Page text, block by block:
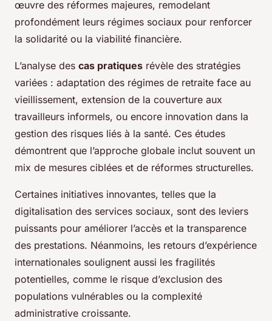
œuvre des réformes majeures, remodelant
profondément leurs régimes sociaux pour renforcer
la solidarité ou la viabilité financière.
L’analyse des cas pratiques révèle des stratégies
variées : adaptation des régimes de retraite face au
vieillissement, extension de la couverture aux
travailleurs informels, ou encore innovation dans la
gestion des risques liés à la santé. Ces études
démontrent que l’approche globale inclut souvent un
mix de mesures ciblées et de réformes structurelles.
Certaines initiatives innovantes, telles que la
digitalisation des services sociaux, sont des leviers
puissants pour améliorer l’accès et la transparence
des prestations. Néanmoins, les retours d’expérience
internationales soulignent aussi les fragilités
potentielles, comme le risque d’exclusion des
populations vulnérables ou la complexité
administrative croissante.